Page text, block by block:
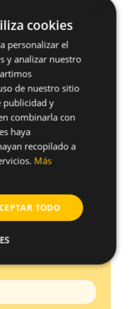
que cuantos más
responderte.
cookies
personalizar el
y analizar nuestro
de nuestro sitio
publicidad y
combinarla con
haya
recopilado a
Más
TODO